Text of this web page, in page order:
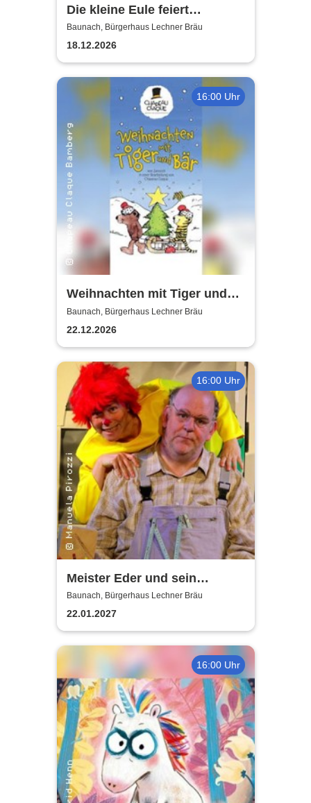
Die kleine Eule feiert
Weihnachten - Puppentheater
Baunach, Bürgerhaus Lechner Bräu
18.12.2026
16:00 Uhr
Weihnachten mit Tiger und
Bär - Chapeau Claque
Bamberg
Baunach, Bürgerhaus Lechner Bräu
22.12.2026
16:00 Uhr
Meister Eder und sein
Pumuckl
Baunach, Bürgerhaus Lechner Bräu
22.01.2027
16:00 Uhr